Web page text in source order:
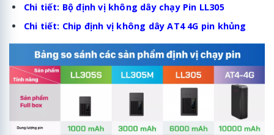
Chi tiết: Bộ định vị không dây chạy Pin LL305
Chi tiết: Chip định vị không dây AT4 4G pin khủng